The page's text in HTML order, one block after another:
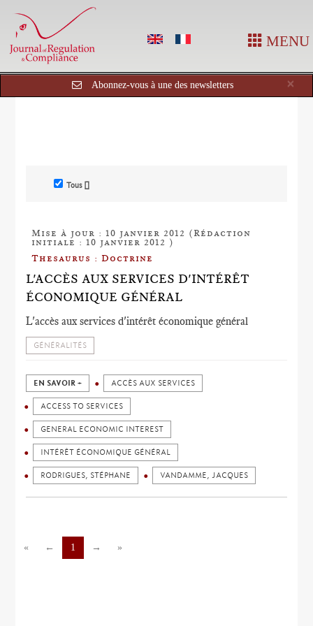
MENU
×
Abonnez-vous à une des newsletters
Tous []
Mise à jour : 10 janvier 2012 (Rédaction
initiale : 10 janvier 2012 )
Thesaurus : Doctrine
L'ACCÈS AUX SERVICES D'INTÉRÊT
ÉCONOMIQUE GÉNÉRAL
L'accès aux services d'intérêt économique général
GÉNÉRALITÉS
EN SAVOIR + ACCÈS AUX SERVICES
ACCESS TO SERVICES
GENERAL ECONOMIC INTEREST
INTÉRÊT ÉCONOMIQUE GÉNÉRAL
RODRIGUES, STÉPHANE VANDAMME, JACQUES
« ← 1 → »